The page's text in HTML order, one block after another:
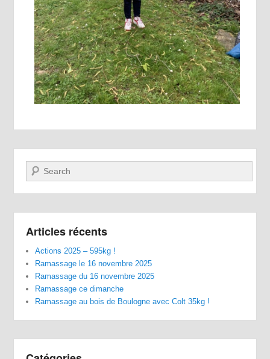
Recherche
Articles récents
Actions 2025 – 595kg !
Ramassage le 16 novembre 2025
Ramassage du 16 novembre 2025
Ramassage ce dimanche
Ramassage au bois de Boulogne avec Colt 35kg !